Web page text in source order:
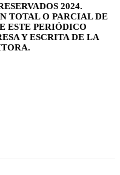
2024.
TOTAL O PARCIAL DE
ESTE PERIÓDICO
Y ESCRITA DE LA